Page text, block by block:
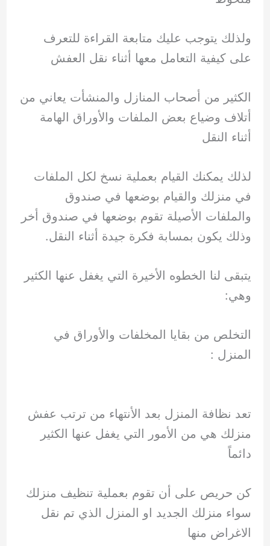
ولذلك يتوجب عليك متابعة القراءة للتعرف
على كيفية التعامل معها أثناء نقل العفش
الكثير من أصحاب المنازل والمنشأت يعاني من
أتلاف وضياع بعض الملفات والأوراق الهامة
أثناء النقل
لذلك يمكنك القيام بعملية نسخ لكل الملفات
في منزلك والقيام بوضعها في صندوق
والملفات الأصيلة تقوم بوضعها في صندوق أخر
وذلك يكون بمسابة فكرة جيدة أثناء النقل.
يتبقى لنا الخطوه الأخيرة التي يغفل عنها الكثير
وهي:
التخلص من بقايا المخلفات والأوراق في
المنزل :
تعد نظافة المنزل بعد الأنتهاء من ترتب عفش
منزلك هي من الأمور التي يغفل عنها الكثير
دائماً
كن حريص على أن تقوم بعملية تنظيف منزلك
سواء منزلك الجديد او المنزل الذي تم نقل
الاغراض منها